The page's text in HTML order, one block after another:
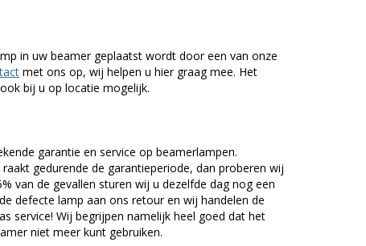
in uw beamer geplaatst wordt door een van onze
met ons op, wij helpen u hier graag mee. Het
bij u op locatie mogelijk.
garantie en service op beamerlampen.
gedurende de garantieperiode, dan proberen wij
van de gevallen sturen wij u dezelfde dag nog een
defecte lamp aan ons retour en wij handelen de
service! Wij begrijpen namelijk heel goed dat het
niet meer kunt gebruiken.